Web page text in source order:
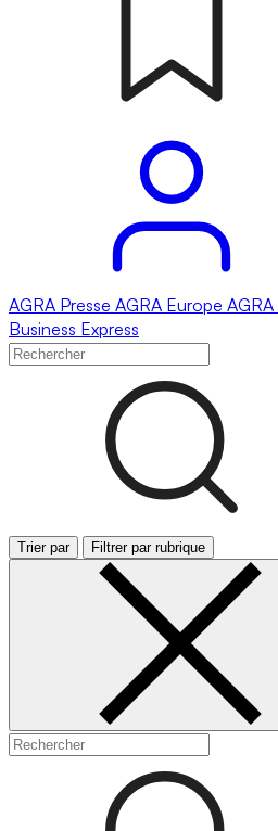
AGRA Presse AGRA Europe AGRA
Business Express
Trier par Filtrer par rubrique